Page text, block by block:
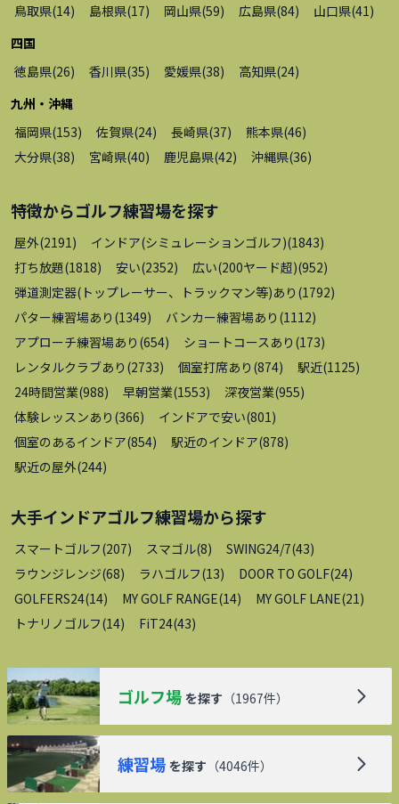
鳥取県(14) 島根県(17) 岡山県(59) 広島県(84) 山口県(41)
四国
徳島県(26) 香川県(35) 愛媛県(38) 高知県(24)
九州・沖縄
福岡県(153) 佐賀県(24) 長崎県(37) 熊本県(46)
大分県(38) 宮崎県(40) 鹿児島県(42) 沖縄県(36)
特徴からゴルフ練習場を探す
屋外(2191) インドア(シミュレーションゴルフ)(1843)
打ち放題(1818) 安い(2352) 広い(200ヤード超)(952)
弾道測定器(トップレーサー、トラックマン等)あり (1792)
パター練習場あり (1349) バンカー練習場あり (1112)
アプローチ練習場あり (654) ショートコースあり (173)
レンタルクラブあり (2733) 個室打席あり (874) 駅近(1125)
24時間営業(988) 早朝営業(1553) 深夜営業(955)
体験レッスンあり (366) インドアで安い(801)
個室のあるインドア(854) 駅近のインドア(878)
駅近の屋外(244)
大手インドアゴルフ練習場から探す
スマートゴルフ(207) スマゴル(8) SWING24/7(43)
ラウンジレンジ(68) ラハゴルフ(13) DOOR TO GOLF(24)
GOLFERS24(14) MY GOLF RANGE(14) MY GOLF LANE(21)
トナリノゴルフ(14) FiT24(43)
ゴルフ場 を探す （1967件）
練習場 を探す （4046件）